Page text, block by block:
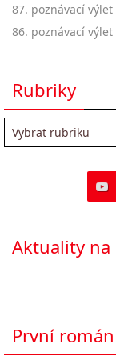
87. poznávací
86. poznávací
Rubriky
Rubriky
Aktuality na
První